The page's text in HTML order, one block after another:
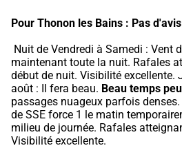
Pour Thonon les Bains : Pas
maintenant toute la nuit. Rafales
début de nuit. Visibilité excellente.
août : Il fera beau. Beau temps
passages nuageux parfois
de SSE force 1 le matin
milieu de journée. Rafales
Visibilité excellente.